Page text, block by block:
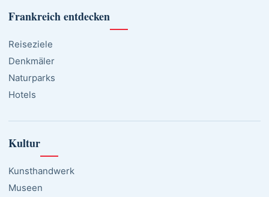
Frankreich entdecken
Reiseziele
Denkmäler
Naturparks
Hotels
Kultur
Kunsthandwerk
Museen